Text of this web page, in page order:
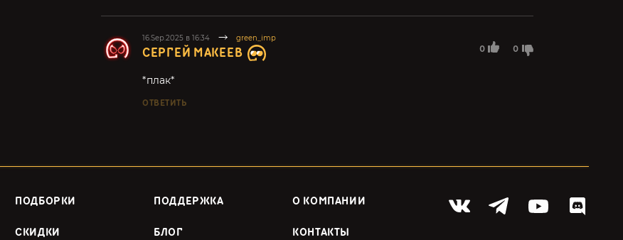
16.Sep.2025 в 16:34 green_imp
СЕРГЕЙ МАКЕЕВ 0 0
*плак*
ОТВЕТИТЬ
ПОДБОРКИ ПОДДЕРЖКА О КОМПАНИИ
СКИДКИ БЛОГ КОНТАКТЫ